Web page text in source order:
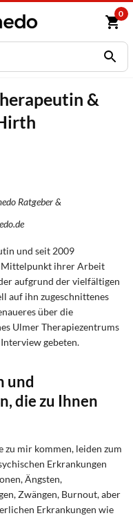
0
&
Ratgeber &
und seit 2009
Mittelpunkt ihrer Arbeit
aufgrund der vielfältigen
auf ihn zugeschnittenes
über die
Ulmer Therapiezentrums
gebeten.
und
die zu Ihnen
zu mir kommen, leiden zum
Erkrankungen
Ängsten,
Zwängen, Burnout, aber
Erkrankungen wie